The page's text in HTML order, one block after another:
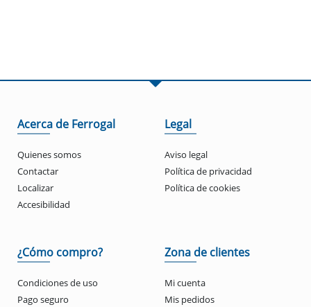
Acerca de Ferrogal
Quienes somos
Contactar
Localizar
Accesibilidad
Legal
Aviso legal
Política de privacidad
Política de cookies
¿Cómo compro?
Condiciones de uso
Pago seguro
Zona de clientes
Mi cuenta
Mis pedidos